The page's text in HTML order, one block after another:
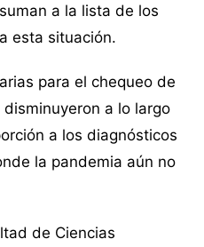
a la lista de los
esta situación.
para el chequeo de
a lo largo
a los diagnósticos
la pandemia aún no
de Ciencias